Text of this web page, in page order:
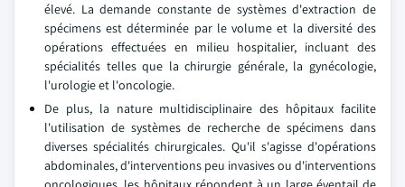
élevé. La demande constante de systèmes d'extraction de
spécimens est déterminée par le volume et la diversité des
opérations effectuées en milieu hospitalier, incluant des
spécialités telles que la chirurgie générale, la gynécologie,
l'urologie et l'oncologie.
De plus, la nature multidisciplinaire des hôpitaux facilite
l'utilisation de systèmes de recherche de spécimens dans
diverses spécialités chirurgicales. Qu'il s'agisse d'opérations
abdominales, d'interventions peu invasives ou d'interventions